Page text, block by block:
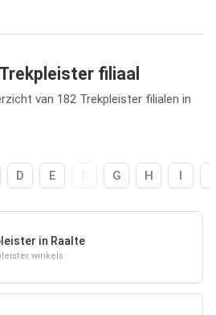
filiaal
van 182 Trekpleister filialen in
D E G H I
in Raalte
winkels